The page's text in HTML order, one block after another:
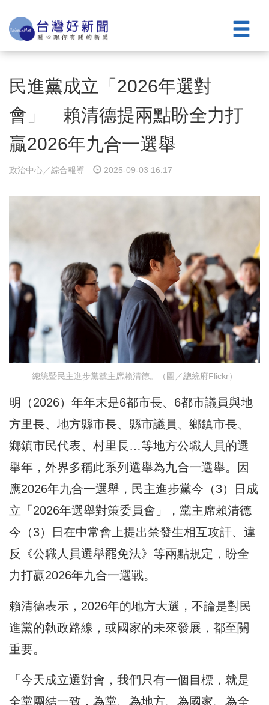
民進黨成立「2026年選對
會」 賴清德提兩點盼全力打
贏2026年九合一選舉
政治中心／綜合報導 2025-09-03 16:17
總統暨民主進步黨黨主席賴清德。（圖／總統府Flickr）
明（2026）年年末是6都市長、6都市議員與地
方里長、地方縣市長、縣市議員、鄉鎮市長、
鄉鎮市民代表、村里長…等地方公職人員的選
舉年，外界多稱此系列選舉為九合一選舉。因
應2026年九合一選舉，民主進步黨今（3）日成
立「2026年選舉對策委員會」，黨主席賴清德
今（3）日在中常會上提出禁發生相互攻訐、違
反《公職人員選舉罷免法》等兩點規定，盼全
力打贏2026年九合一選戰。
賴清德表示，2026年的地方大選，不論是對民
進黨的執政路線，或國家的未來發展，都至關
重要。
「今天成立選對會，我們只有一個目標，就是
全黨團結一致，為黨、為地方、為國家、為全